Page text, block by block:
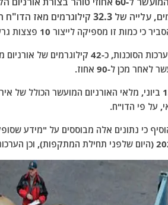
קילוגרמים מאז הדו"ח האחרון במאי.
זו מספיקה לייצור 10 פצצות גרעיניות אם רמת ההעשרה שלה תעלה.
לאחר מכן ל-90 אחוז.
על פי הדו"ח.